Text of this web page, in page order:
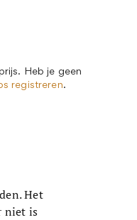
Heb je geen
registreren.
Het
niet is